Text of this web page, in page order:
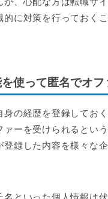
的に対策を行っておく
使って匿名でオフ
身の経歴を登録してお
ァーを受けられるとい
登録した内容を様々な